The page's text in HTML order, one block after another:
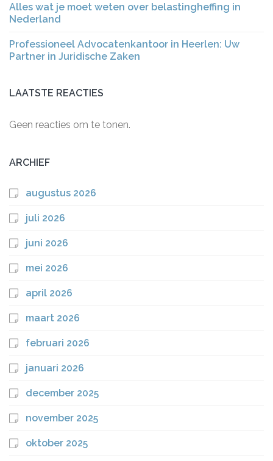
Alles wat je moet weten over belastingheffing in
Nederland
Professioneel Advocatenkantoor in Heerlen: Uw
Partner in Juridische Zaken
LAATSTE REACTIES
Geen reacties om te tonen.
ARCHIEF
augustus 2026
juli 2026
juni 2026
mei 2026
april 2026
maart 2026
februari 2026
januari 2026
december 2025
november 2025
oktober 2025